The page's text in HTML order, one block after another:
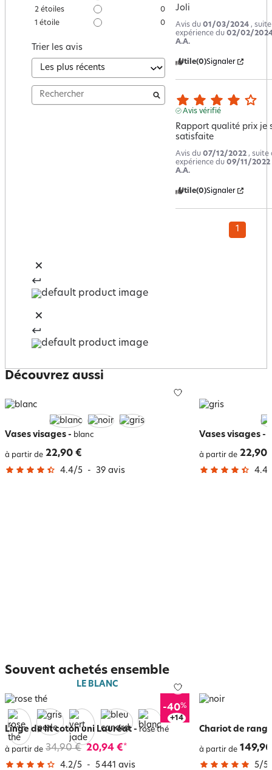
2 étoiles
0
1 étoile 0
Trier les avis
Joli
Avis du 01/03/2024 ,
expérience du 02/02/
A.A.
Utile(0)Signaler
Avis vérifié
Rapport qualité prix je
satisfaite
Avis du 07/12/2022 , suite
expérience du 09/11/2022
A.A.
Utile(0)Signaler
1
Découvrez aussi
Vases visages - blanc
à partir de 22,90 €
4.4/5 - 39 avis
Vases visages -
à partir de 22,90
4.4
Souvent achetés ensemble
LE BLANC
-40%
+18
Linge de lit coton uni Lauréat- rose thé
à partir de 34,90 € 20,94 €*
4.2/5 - 5 441 avis
Chariot de
à partir de
5/5